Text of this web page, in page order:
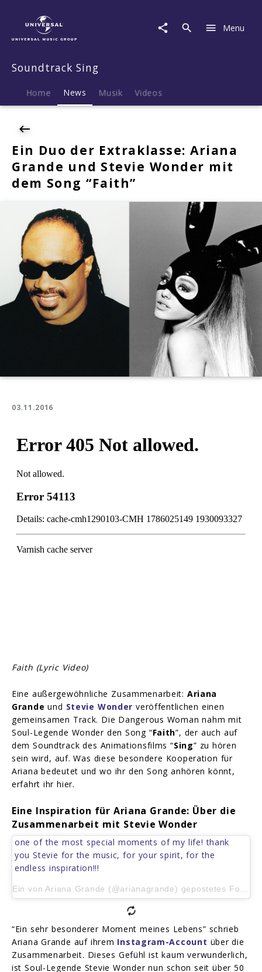
News
Ein
Extraklasse:
Grande
Stevie
Wonder
mit
dem
Menu
Soundtrack Sing
Home News Musik Videos
Ein Duo der Extraklasse: Ariana
Grande und Stevie Wonder mit
dem Song “Faith”
03.11.2016
Faith (Lyric Video)
Eine außergewöhnliche Zusammenarbeit: Ariana
Grande und Stevie Wonder veröffentlichen einen
gemeinsamen Track. Die Dangerous Woman nahm mit
Soul-Legende Wonder den Song “Faith”, der auch auf
dem Soundtrack des Animationsfilms “Sing” zu hören
sein wird, auf. Was diese besondere Kooperation für
Ariana bedeutet und wo ihr den Song anhören könnt,
erfahrt ihr hier.
Eine Inspiration für Ariana Grande: Über die
Zusammenarbeit mit Stevie Wonder
one of the most special moments of my life! thank
you Stevie for the music, for your spirit, for the
endless inspiration!!!
“Ein sehr besonderer Moment meines Lebens” schrieb
Ariana Grande auf ihrem Instagram-Account über die
Zusammenarbeit. Dieses Gefühl ist kaum verwunderlich,
ist Soul-Legende Stevie Wonder nun schon seit über 50